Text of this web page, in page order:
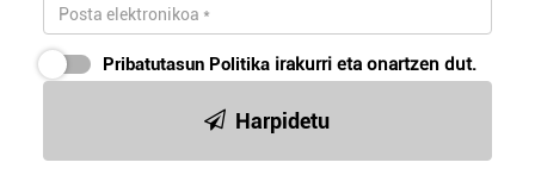
Pribatutasun Politika irakurri eta onartzen dut.
Harpidetu